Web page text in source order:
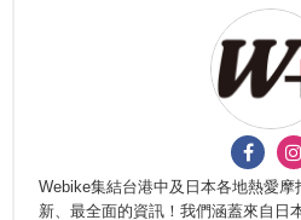
Webike集結台港中及日本各地熱愛
新、最全面的資訊！我們涵蓋來自日